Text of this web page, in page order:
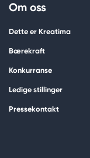
Om oss
Dette er Kreatima
Bærekraft
Konkurranse
Ledige stillinger
Pressekontakt